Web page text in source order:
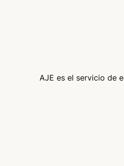
AJE es el servicio de